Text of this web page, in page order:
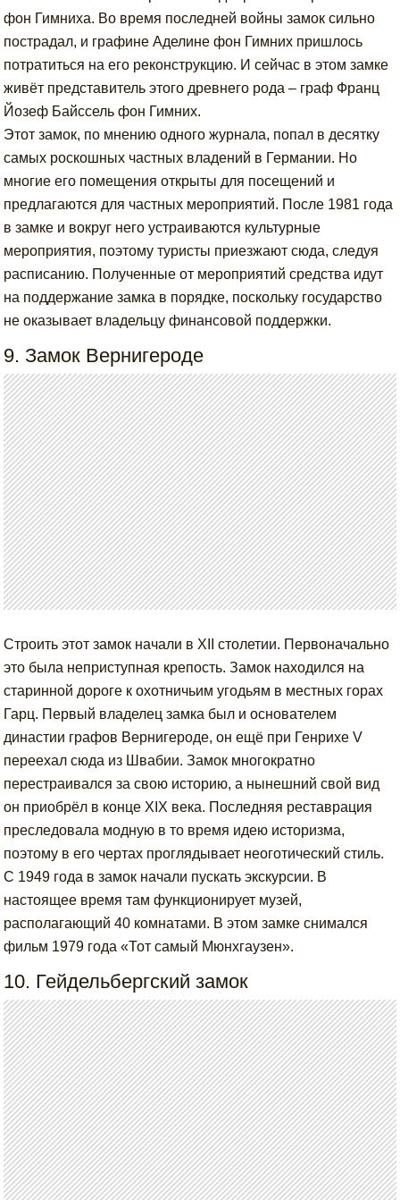
фон Гимниха. Во время последней войны замок сильно
пострадал, и графине Аделине фон Гимних пришлось
потратиться на его реконструкцию. И сейчас в этом замке
живёт представитель этого древнего рода – граф Франц
Йозеф Байссель фон Гимних.
Этот замок, по мнению одного журнала, попал в десятку
самых роскошных частных владений в Германии. Но
многие его помещения открыты для посещений и
предлагаются для частных мероприятий. После 1981 года
в замке и вокруг него устраиваются культурные
мероприятия, поэтому туристы приезжают сюда, следуя
расписанию. Полученные от мероприятий средства идут
на поддержание замка в порядке, поскольку государство
не оказывает владельцу финансовой поддержки.
9. Замок Вернигероде
Строить этот замок начали в XII столетии. Первоначально
это была неприступная крепость. Замок находился на
старинной дороге к охотничьим угодьям в местных горах
Гарц. Первый владелец замка был и основателем
династии графов Вернигероде, он ещё при Генрихе V
переехал сюда из Швабии. Замок многократно
перестраивался за свою историю, а нынешний свой вид
он приобрёл в конце XIX века. Последняя реставрация
преследовала модную в то время идею историзма,
поэтому в его чертах проглядывает неоготический стиль.
С 1949 года в замок начали пускать экскурсии. В
настоящее время там функционирует музей,
располагающий 40 комнатами. В этом замке снимался
фильм 1979 года «Тот самый Мюнхгаузен».
10. Гейдельбергский замок